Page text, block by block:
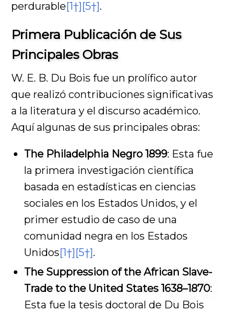
perdurable[1†][5†].
Primera Publicación de Sus
Principales Obras
W. E. B. Du Bois fue un prolífico autor
que realizó contribuciones significativas
a la literatura y el discurso académico.
Aquí algunas de sus principales obras:
The Philadelphia Negro 1899: Esta fue
la primera investigación científica
basada en estadísticas en ciencias
sociales en los Estados Unidos, y el
primer estudio de caso de una
comunidad negra en los Estados
Unidos[1†][5†].
The Suppression of the African Slave-
Trade to the United States 1638–1870:
Esta fue la tesis doctoral de Du Bois